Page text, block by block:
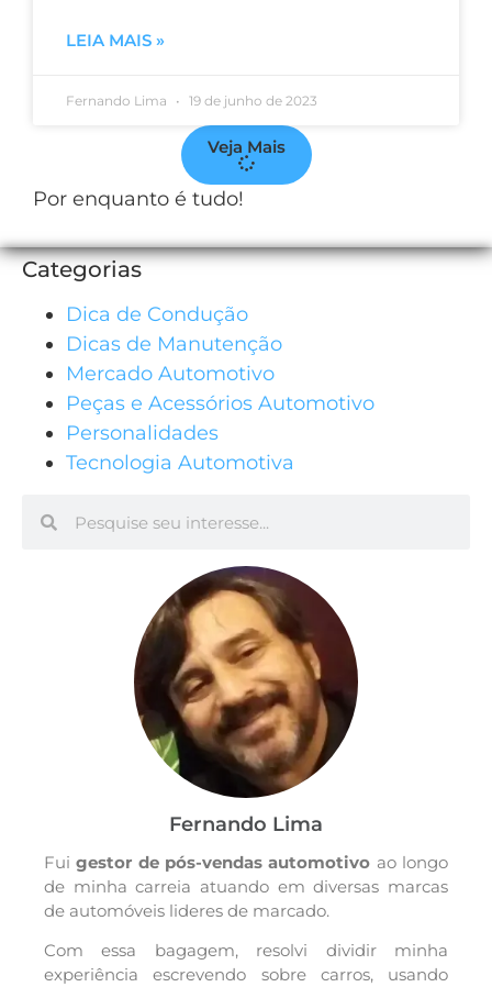
LEIA MAIS »
Fernando Lima 19 de junho de 2023
Veja Mais
Por enquanto é tudo!
Categorias
Dica de Condução
Dicas de Manutenção
Mercado Automotivo
Peças e Acessórios Automotivo
Personalidades
Tecnologia Automotiva
Fernando Lima
Fuigestor de pós-vendasautomotivo ao longo
de minha carreia atuando em diversas marcas
de automóveis lideres de marcado.
Com essa bagagem, resolvi dividir minha
experiência escrevendo sobre carros, usando